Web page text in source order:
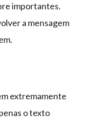
importantes.
a mensagem
extremamente
o texto